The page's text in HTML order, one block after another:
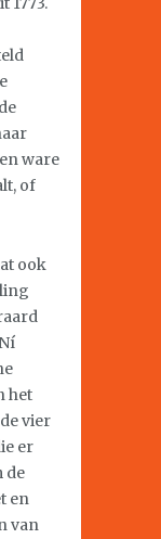
ware
of
ook
het
vier
er
de
en
van